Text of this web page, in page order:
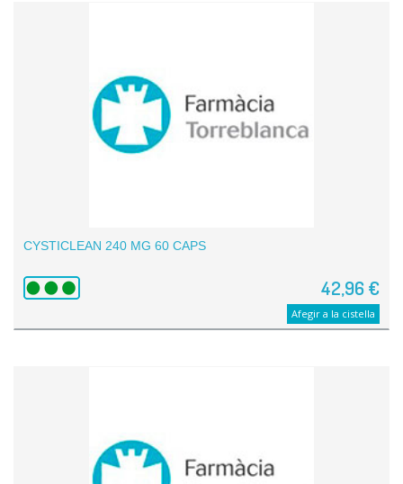
CYSTICLEAN 240 MG 60 CAPS
42,96 €
Afegir a la cistella